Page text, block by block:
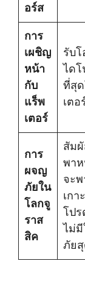
อร์ส
การ
เผชิญ
หน้า
กับ
แร็พ
เตอร์
รับ
ได
ที่สุ
เตอ
การ
ผจญ
ภัยใน
โลกจู
ราส
สิค
สัม
พา
จะ
เก
โป
ไม่
ภัย